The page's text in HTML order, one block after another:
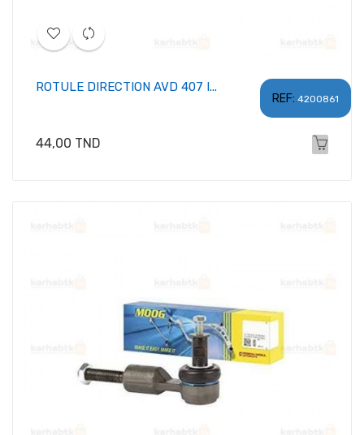
REF: 4200861
ROTULE DIRECTION AVD 407 I...
Prix
44,00 TND